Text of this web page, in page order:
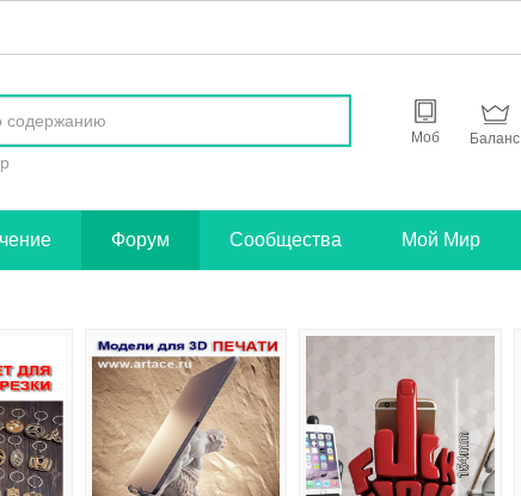
Моб Баланс
Форум Сообщества Мой Мир